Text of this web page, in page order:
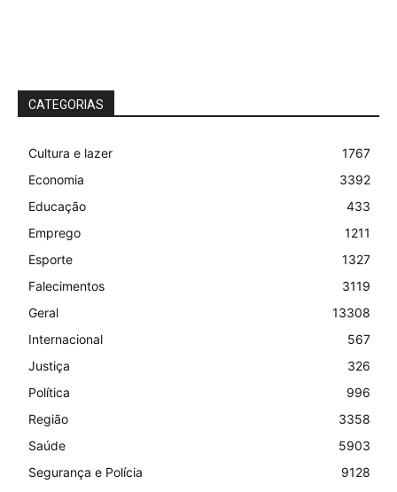
CATEGORIAS
Cultura e lazer
1767
Economia
3392
Educação
433
Emprego
1211
Esporte
1327
Falecimentos
3119
Geral
13308
Internacional
567
Justiça
326
Política
996
Região
3358
Saúde
5903
Segurança e Polícia
9128